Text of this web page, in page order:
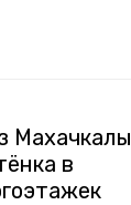
Махачкалы
в